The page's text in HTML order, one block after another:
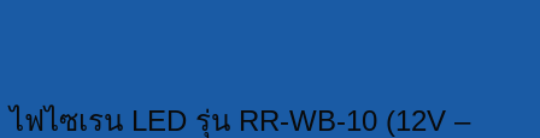
ไฟไซเรน LED รุ่น RR-WB-10 (12V –